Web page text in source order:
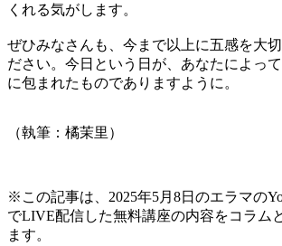
くれる気がします。
ぜひみなさんも、今まで以上に五感を大
ださい。今日という日が、あなたによっ
に包まれたものでありますように。
（執筆：橘茉里）
※この記事は、2025年5月8日のエラマの
でLIVE配信した無料講座の内容をコラム
ます。